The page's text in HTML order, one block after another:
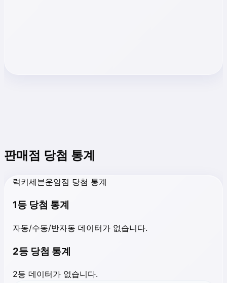
판매점 당첨 통계
럭키세븐운암점 당첨 통계
1등 당첨 통계
자동/수동/반자동 데이터가 없습니다.
2등 당첨 통계
2등 데이터가 없습니다.